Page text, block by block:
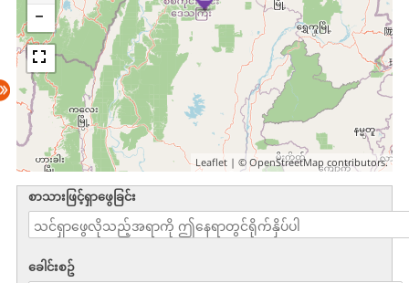
Leaflet | ©OpenStreetMap contributors.
စာသားဖြင့်ရှာဖွေခြင်း
ခေါင်းစဥ်